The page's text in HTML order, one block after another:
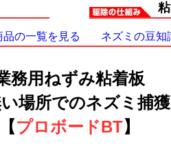
の一覧を見る ネズミの豆知
務用ねずみ粘着板
場所でのネズミ捕
【プロボードBT】